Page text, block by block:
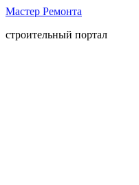
Мастер Ремонта
строительный портал